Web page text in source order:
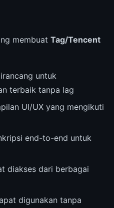
membuat Tag/Tencent
untuk
terbaik tanpa lag
UI/UX yang mengikuti
end-to-end untuk
diakses dari berbagai
digunakan tanpa